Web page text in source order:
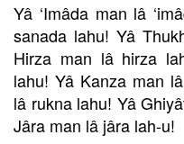
Yâ ‘Imâda man lâ
sanada lahu! Yâ
Hirza man lâ hirza
lahu! Yâ Kanza man
lâ rukna lahu! Yâ
Jâra man lâ jâra lah-u!